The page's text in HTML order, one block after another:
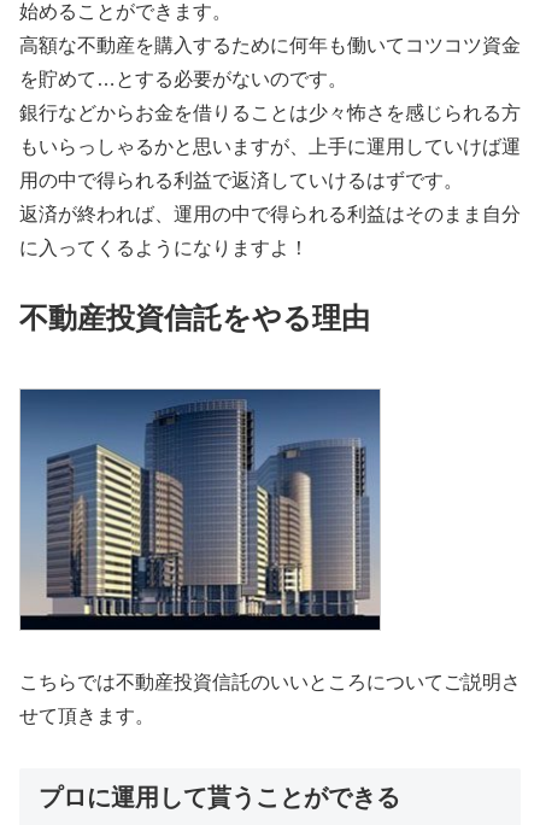
始めることができます。
高額な不動産を購入するために何年も働いてコツコツ資金
を貯めて…とする必要がないのです。
銀行などからお金を借りることは少々怖さを感じられる方
もいらっしゃるかと思いますが、上手に運用していけば運
用の中で得られる利益で返済していけるはずです。
返済が終われば、運用の中で得られる利益はそのまま自分
に入ってくるようになりますよ！
不動産投資信託をやる理由
こちらでは不動産投資信託のいいところについてご説明さ
せて頂きます。
プロに運用して貰うことができる